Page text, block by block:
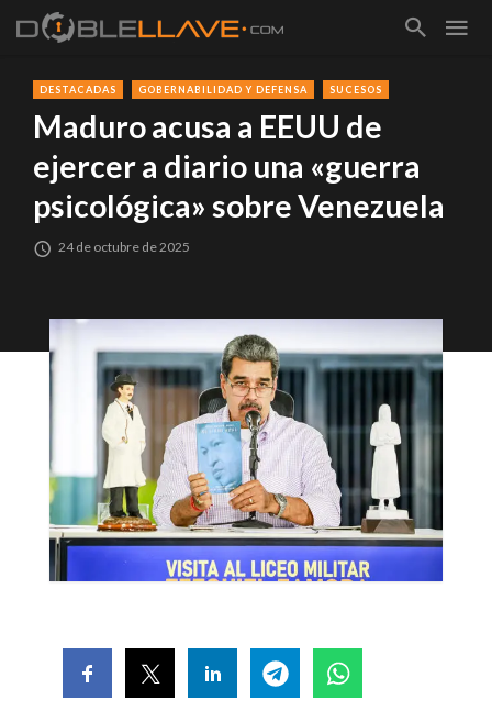
DESTACADAS GOBERNABILIDAD Y DEFENSA SUCESOS
Maduro acusa a EEUU de
ejercer a diario una «guerra
psicológica» sobre Venezuela
24 de octubre de 2025